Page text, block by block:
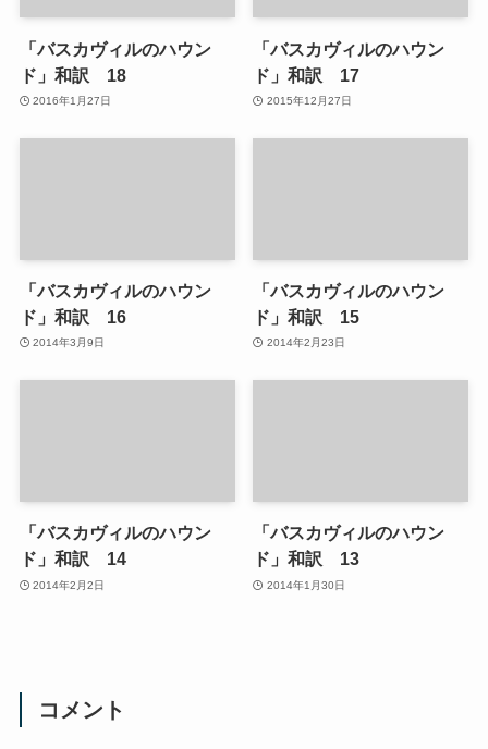
「バスカヴィルのハウン
ド」和訳 18
2016年1月27日
「バスカヴィルのハウン
ド」和訳 17
2015年12月27日
「バスカヴィルのハウン
ド」和訳 16
2014年3月9日
「バスカヴィルのハウン
ド」和訳 15
2014年2月23日
「バスカヴィルのハウン
ド」和訳 14
2014年2月2日
「バスカヴィルのハウン
ド」和訳 13
2014年1月30日
コメント